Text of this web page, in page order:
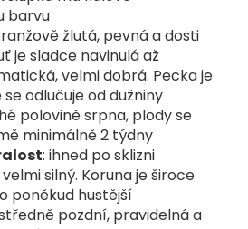
barvu
žlutá, pevná a dosti
jesladce navinulá až
velmi dobrá. Peckaje
odlučuje od dužniny
polovině srpna, plody se
minimálně 2 týdny
: ihned po sklizni
silný. Koruna je široce
poněkud hustější
pozdní, pravidelná a